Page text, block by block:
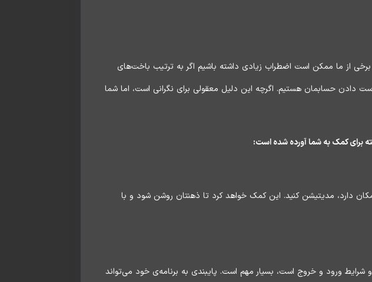
از ما ممکن است اضطراب زیادی داشته باشیم اگر به ترتیب باخت‌های
دادن حسابمان هستیم. اگرچه این دلیل معقولی برای نگرانی است، اما شما
برای کمک به شما آورده شده است:
دارد، مدیتیشن کنید. این کمک خواهد کرد تا ذهنتان روشن شود و با
ورود و خروج است، بسیار مهم است. پایبندی به برنامه‌ی خود می‌تواند